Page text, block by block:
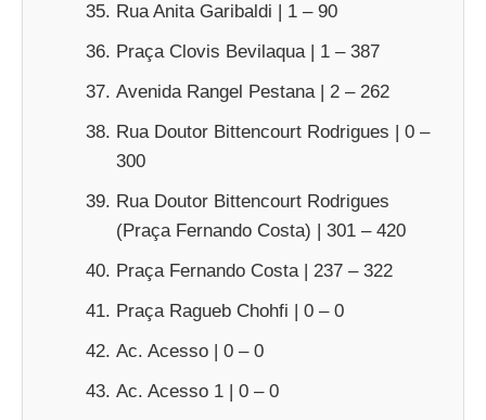
Rua Anita Garibaldi | 1 – 90
Praça Clovis Bevilaqua | 1 – 387
Avenida Rangel Pestana | 2 – 262
Rua Doutor Bittencourt Rodrigues | 0 –
300
Rua Doutor Bittencourt Rodrigues
(Praça Fernando Costa) | 301 – 420
Praça Fernando Costa | 237 – 322
Praça Ragueb Chohfi | 0 – 0
Ac. Acesso | 0 – 0
Ac. Acesso 1 | 0 – 0